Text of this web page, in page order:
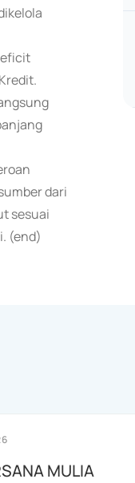
dari
sesuai
(end)
MULIA